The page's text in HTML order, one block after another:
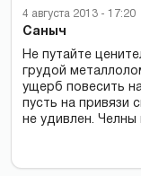
4 августа 2013 - 17:20
Саныч
Не путайте
грудой
ущерб повесить
пусть на привязи
не удивлен. Челны